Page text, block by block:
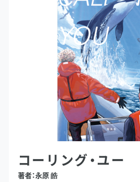
コーリング・ユー
著者：永原 皓